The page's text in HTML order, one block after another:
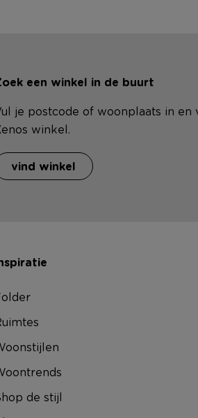
een winkel in de buurt
je postcode of woonplaats in en
winkel.
vind winkel
de stijl